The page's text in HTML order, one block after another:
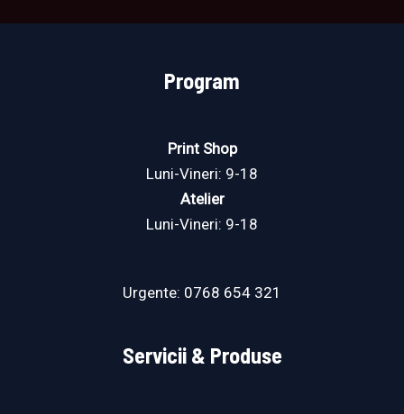
Program
Print Shop
Luni-Vineri: 9-18
Atelier
Luni-Vineri: 9-18
Urgente: 0768 654 321
Servicii & Produse